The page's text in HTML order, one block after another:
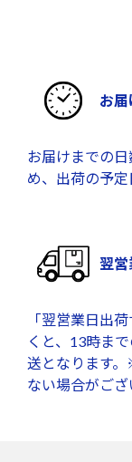
お
お届けまでの
め、出荷の予定
翌営
「翌営業日出
くと、13時ま
送となります
ない場合がござ